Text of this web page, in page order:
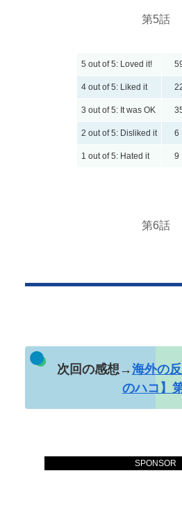
SPONSOR
第5話
5 out of 5: Loved it!
4 out of 5: Liked it
3 out of 5: It was OK
2 out of 5: Disliked it 6
1 out of 5: Hated it 9
第6話
次回の感想→海外の
のハコ】